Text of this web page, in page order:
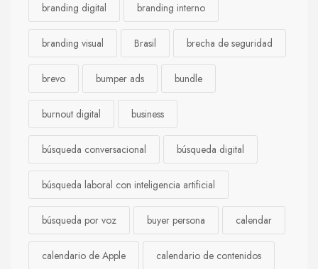
branding digital branding interno
branding visual Brasil brecha de seguridad
brevo bumper ads bundle
burnout digital business
búsqueda conversacional búsqueda digital
búsqueda laboral con inteligencia artificial
búsqueda por voz buyer persona calendar
calendario de Apple calendario de contenidos